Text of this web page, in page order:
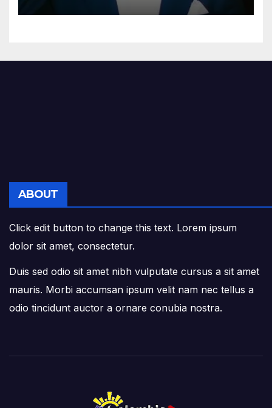
ABOUT
Click edit button to change this text. Lorem ipsum
dolor sit amet, consectetur.
Duis sed odio sit amet nibh vulputate cursus a sit amet
mauris. Morbi accumsan ipsum velit nam nec tellus a
odio tincidunt auctor a ornare conubia nostra.